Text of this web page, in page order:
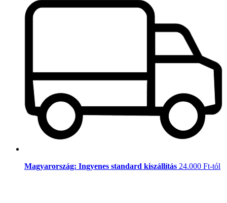
Magyarország: Ingyenes standard kiszállítás 24.000 Ft-tól